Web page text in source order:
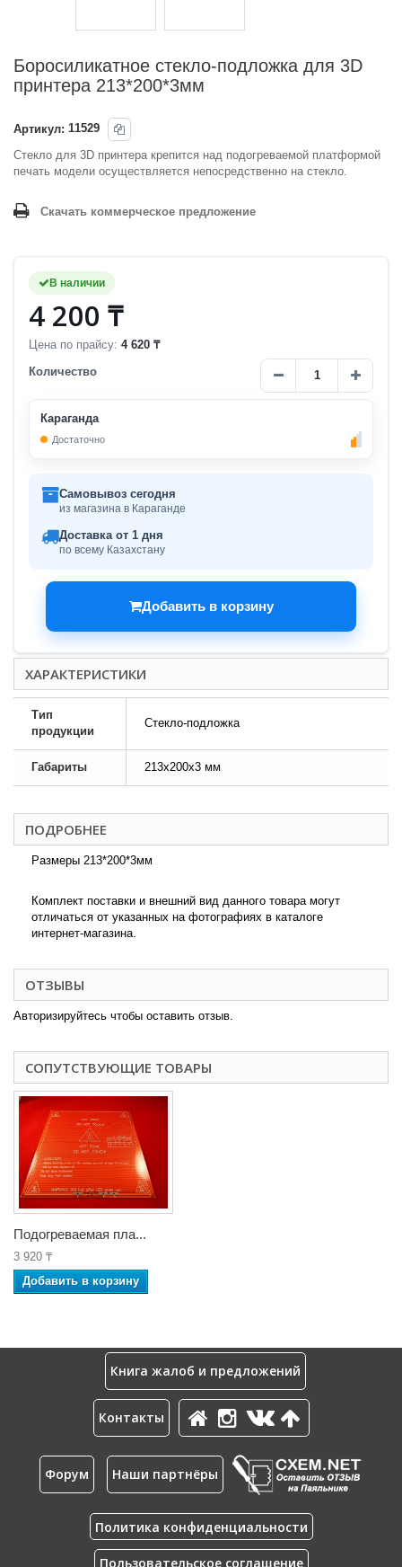
Боросиликатное стекло-подложка для 3D
принтера 213*200*3мм
Артикул: 11529
Стекло для 3D принтера крепится над подогреваемой платформой
печать модели осуществляется непосредственно на стекло.
Скачать коммерческое предложение
В наличии
4 200 ₸
Цена по прайсу: 4 620 ₸
Количество
Караганда
Достаточно
Самовывоз сегодня
из магазина в Караганде
Доставка от 1 дня
по всему Казахстану
Добавить в корзину
ХАРАКТЕРИСТИКИ
Тип
продукции
Стекло-подложка
Габариты 213x200x3 мм
ПОДРОБНЕЕ
Размеры 213*200*3мм
Комплект поставки и внешний вид данного товара могут
отличаться от указанных на фотографиях в каталоге
интернет-магазина.
ОТЗЫВЫ
Авторизируйтесь чтобы оставить отзыв.
СОПУТСТВУЮЩИЕ ТОВАРЫ
Подогреваемая пла...
3 920 ₸
Добавить в корзину
Книга жалоб и предложений
Контакты
Форум Наши партнёры
Политика конфиденциальности
Пользовательское соглашение